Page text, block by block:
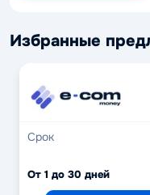
Избранные
Срок
От 1 до 30 дней